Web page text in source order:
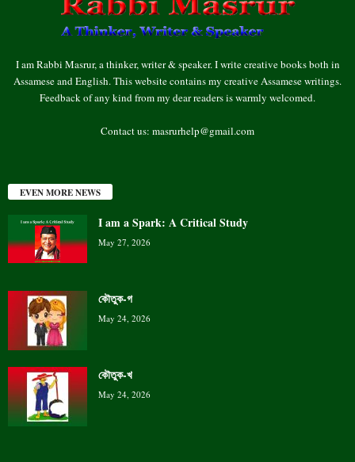
I am Rabbi Masrur, a thinker, writer & speaker. I write creative books both in
Assamese and English. This website contains my creative Assamese writings.
Feedback of any kind from my dear readers is warmly welcomed.
Contact us: masrurhelp@gmail.com
EVEN MORE NEWS
I am a Spark: A Critical Study
May 27, 2026
কৌতুক-গ
May 24, 2026
কৌতুক-খ
May 24, 2026